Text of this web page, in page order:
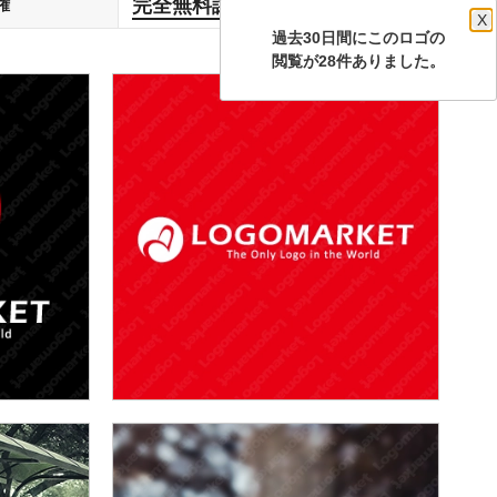
過去30日間にこのロゴの
X
閲覧が28件ありました。